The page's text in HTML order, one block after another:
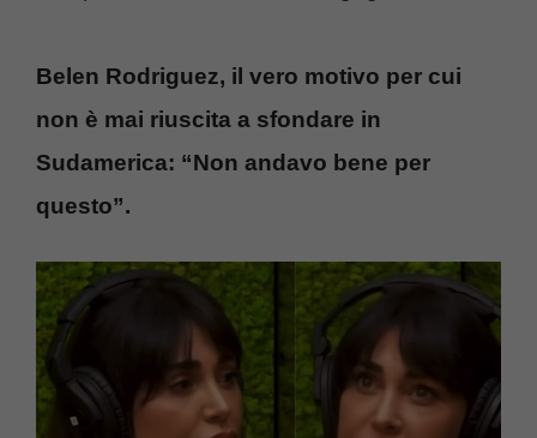
Belen Rodriguez, il vero motivo per cui
non è mai riuscita a sfondare in
Sudamerica: “Non andavo bene per
questo”.